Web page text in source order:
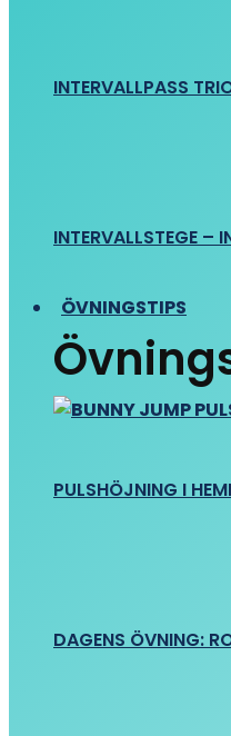
INTERVALLPASS
INTERVALLSTEGE –
ÖVNINGSTIPS
PULSHÖJNING I
DAGENS ÖVNING: